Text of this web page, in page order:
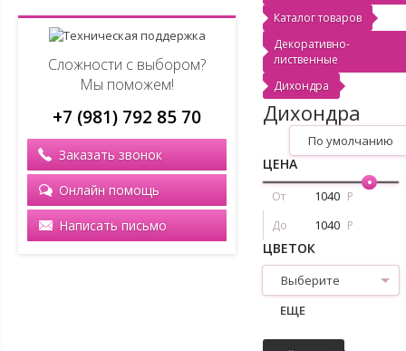
Сложности с выбором?
Мы поможем!
+7 (981) 792 85 70
Заказать звонок
Онлайн помощь
Написать письмо
Каталог товаров
Декоративно-
лиственные
Дихондра
Дихондра
По умолчанию
ЦЕНА
От
Р
До
Р
ЦВЕТОК
Выберите
ЕЩЕ